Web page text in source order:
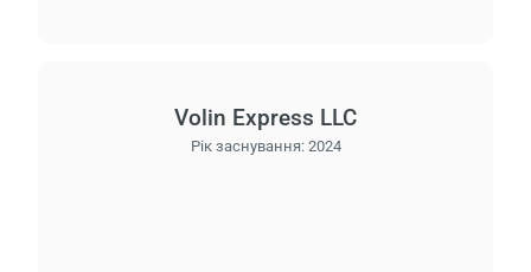
Volin Express LLC
Рік заснування: 2024